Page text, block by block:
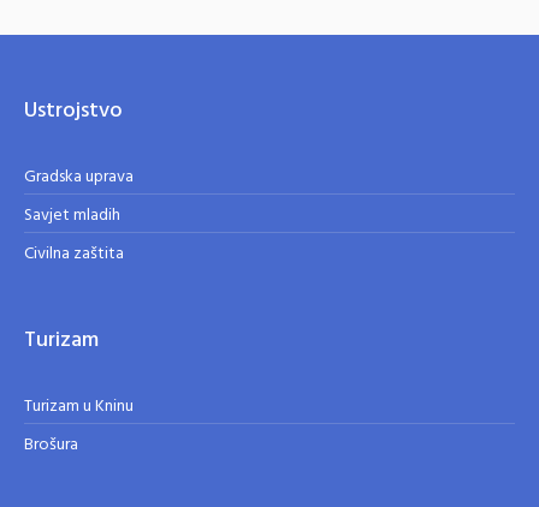
Ustrojstvo
Gradska uprava
Savjet mladih
Civilna zaštita
Turizam
Turizam u Kninu
Brošura